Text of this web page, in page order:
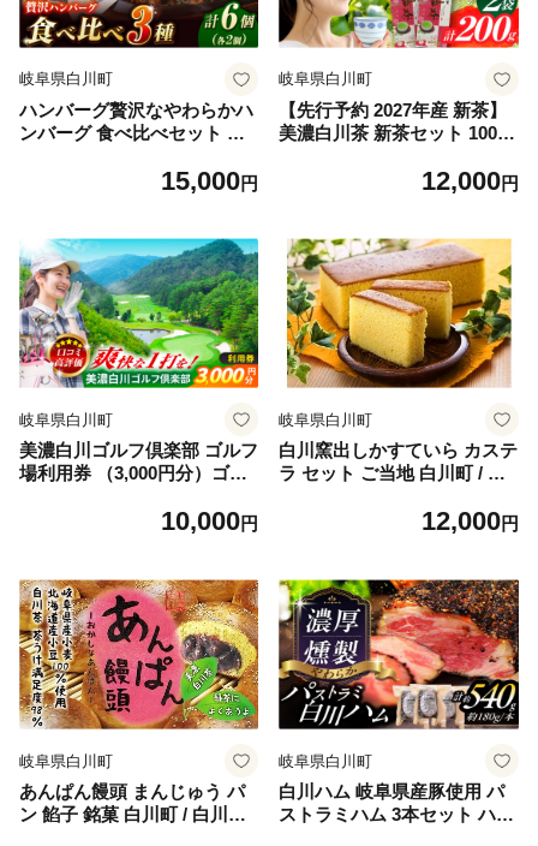
岐阜県白川町
ハンバーグ贅沢なやわらかハ
ンバーグ 食べ比べセット 計6
産ハンバーグ セット 惣菜 電
ばーぐ 小分け 個包装 冷凍 は
んばーぐ hannba-gu hambur
g 国産はんばーぐ 人気 おす
すめ ハンバーグ 岐阜県 白川
町 / 一力屋 [AWAE003]
15,000円
岐阜県白川町
【先行予約 2027年産 新茶】
美濃白川茶 新茶セット 100g
緑茶 新茶 しんちゃ 白川茶 白
12,000円
岐阜県白川町
美濃白川ゴルフ倶楽部 ゴルフ
場利用券 （3,000円分）ゴル
/ 美濃白川ゴルフ倶楽部 [AW
10,000円
岐阜県白川町
白川窯出しかすていら カステ
ラ セット ご当地 白川町 / 白
12,000円
岐阜県白川町
あんぱん饅頭 まんじゅう パ
ン 餡子 銘菓 白川町 / 白川菓
岐阜県白川町
白川ハム 岐阜県産豚使用 パ
ストラミハム 3本セット ハム